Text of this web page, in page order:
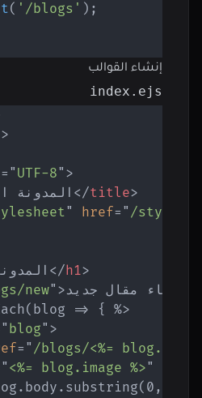
( '/blogs' ) ;
إنشاء القوالب
index.ejs
>
= " UTF-8" >
المدونة </title>
" href= " /
</h1>
new" >إنشاء مقال جديد
=> { %>
" blog" >
= " /blogs/<%= blog.id %>
" <%= blog.image %>"